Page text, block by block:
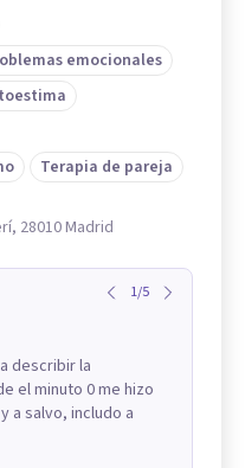
emocionales
Terapia de pareja
28010 Madrid
1/5
describir la
el minuto 0 me hizo
a salvo, includo a